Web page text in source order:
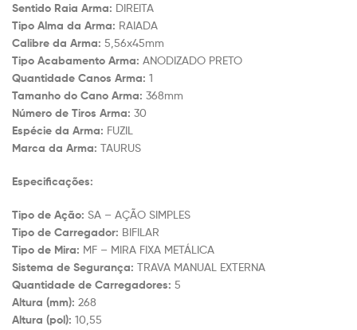
Sentido Raia Arma: DIREITA
Tipo Alma da Arma: RAIADA
Calibre da Arma: 5,56x45mm
Tipo Acabamento Arma: ANODIZADO PRETO
Quantidade Canos Arma: 1
Tamanho do Cano Arma: 368mm
Número de Tiros Arma: 30
Espécie da Arma: FUZIL
Marca da Arma: TAURUS
Especificações:
Tipo de Ação: SA – AÇÃO SIMPLES
Tipo de Carregador: BIFILAR
Tipo de Mira: MF – MIRA FIXA METÁLICA
Sistema de Segurança: TRAVA MANUAL EXTERNA
Quantidade de Carregadores: 5
Altura (mm): 268
Altura (pol): 10,55